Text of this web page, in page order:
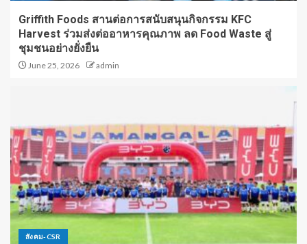
Griffith Foods สานต่อการสนับสนุนกิจกรรม KFC
Harvest ร่วมส่งต่ออาหารคุณภาพ ลด Food Waste สู่
ชุมชนอย่างยั่งยืน
June 25, 2026 admin
สังคม-CSR